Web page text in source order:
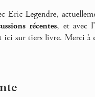
Eric Legendre,
récentes, et avec
ici sur tiers livre. Merci à